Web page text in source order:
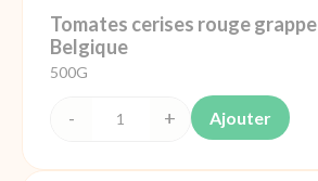
Tomates cerises rouge grappe
Belgique
500G
quantité
Ajouter